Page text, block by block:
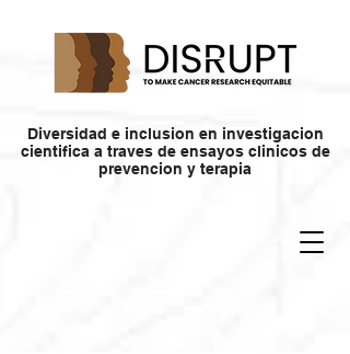
Diversidad e inclusion en investigacion
cientifica a traves de ensayos clinicos de
prevencion y terapia